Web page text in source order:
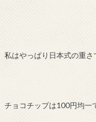
私はやっぱり日本式の重さ
チョコチップは100円均一